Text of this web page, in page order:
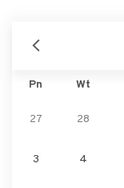
Pn Wt
27 28
3 4